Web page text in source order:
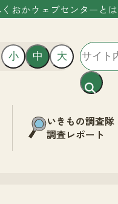
おかウェブセンターとは
小 中 大
いきもの調査隊
調査レポート